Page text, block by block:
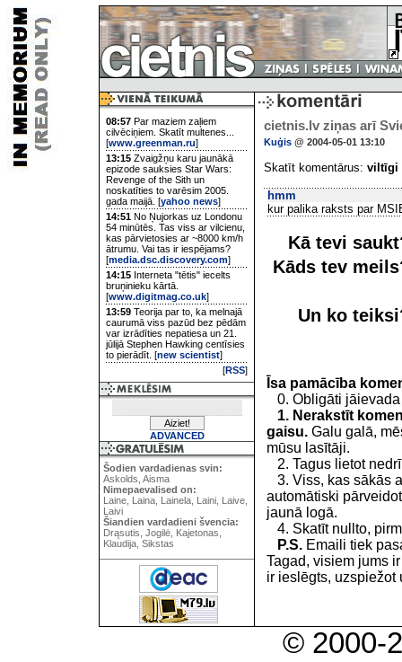
08:57 Par maziem zaļiem
cilvēciņiem. Skatīt multenes...
[www.greenman.ru]
13:15 Zvaigžņu karu jaunākā
epizode sauksies Star Wars:
Revenge of the Sith un
noskatīties to varēsim 2005.
gada maijā. [yahoo news]
14:51 No Ņujorkas uz Londonu
54 minūtēs. Tas viss ar vilcienu,
kas pārvietosies ar ~8000 km/h
ātrumu. Vai tas ir iespējams?
[media.dsc.discovery.com]
14:15 Interneta "tētis" iecelts
bruņinieku kārtā.
[www.digitmag.co.uk]
13:59 Teorija par to, ka melnajā
caurumā viss pazūd bez pēdām
var izrādīties nepatiesa un 21.
jūlijā Stephen Hawking centīsies
to pierādīt. [new scientist]
[RSS]
ADVANCED
Šodien vardadienas svin:
Askolds, Aisma
Nimepaevalised on:
Laine, Laina, Lainela, Laini, Laive,
Laivi
Šiandien vardadieni švencia:
Drąsutis, Jogilė, Kajetonas,
Klaudija, Sikstas
cietnis.lv ziņas arī
Kuģis @ 2004-05-01 13:10
Skatīt komentārus: viltīgi
hmm
kur palika raksts par
Kā tevi
Kāds tev
Un ko
Īsa pamācība
0. Obligāti jāievada
1. Nerakstīt
gaisu. Galu galā,
mūsu lasītāji.
2. Tagus lietot
3. Viss, kas sākās
automātiski
jaunā logā.
4. Skatīt nullto,
P.S. Emaili tiek
Tagad, visiem jums
ir ieslēgts, uzspiežot
© 2000-